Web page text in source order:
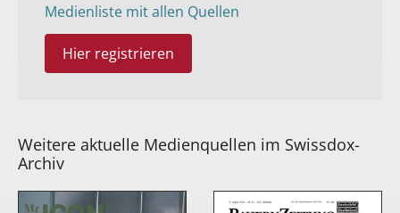
Medienliste mit allen Quellen
Hier registrieren
Weitere aktuelle Medienquellen im Swissdox-
Archiv